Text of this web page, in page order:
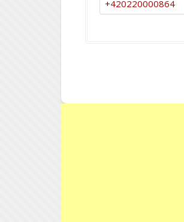
+420220000864